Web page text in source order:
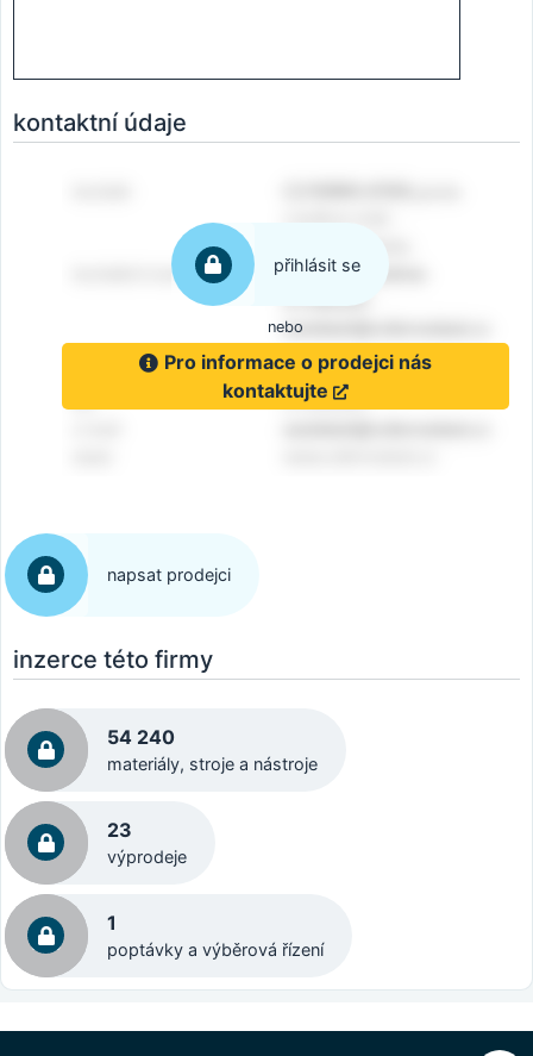
kontaktní údaje
přihlásit se
nebo
Pro informace o prodejci nás
kontaktujte
napsat prodejci
inzerce této firmy
54 240
materiály, stroje a nástroje
23
výprodeje
1
poptávky a výběrová řízení